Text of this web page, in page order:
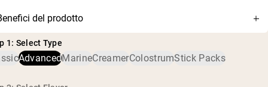
proteine di
riso
di peso
del prodotto
Peptidi di collagene premium al 100% + Acido Ialuronico +
Vitamina C
Da pelli bovine europee allevate al pascolo e nutrite con
1: Select Type
AdvancedMarineCreamerColostrumStick Packs